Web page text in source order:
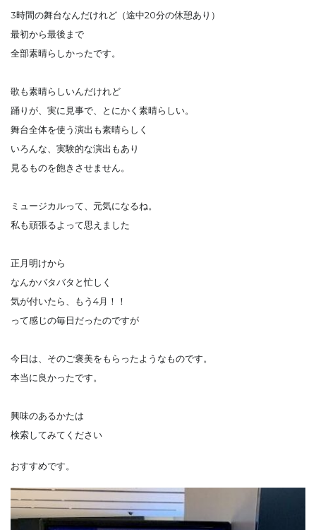
3時間の舞台なんだけれど（途中20分の休憩あり）
最初から最後まで
全部素晴らしかったです。
歌も素晴らしいんだけれど
踊りが、実に見事で、とにかく素晴らしい。
舞台全体を使う演出も素晴らしく
いろんな、実験的な演出もあり
見るものを飽きさせません。
ミュージカルって、元気になるね。
私も頑張るよって思えました
正月明けから
なんかバタバタと忙しく
気が付いたら、もう4月！！
って感じの毎日だったのですが
今日は、そのご褒美をもらったようなものです。
本当に良かったです。
興味のあるかたは
検索してみてください
おすすめです。